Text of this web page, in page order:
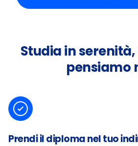
Studia in
pensiamo
Prendi il diploma nel tuo